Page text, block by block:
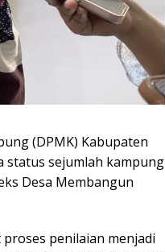
(DPMK) Kabupaten
status sejumlah kampung
Desa Membangun
penilaian menjadi